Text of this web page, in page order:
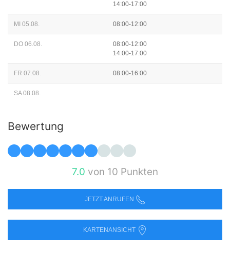
14:00-17:00
MI 05.08. 08:00-12:00
DO 06.08.
08:00-12:00
14:00-17:00
FR 07.08. 08:00-16:00
SA 08.08.
Bewertung
7.0 von 10 Punkten
JETZT ANRUFEN
KARTENANSICHT